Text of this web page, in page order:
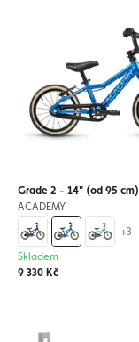
Grade 2 - 14" (od 95 cm)
ACADEMY
+3
9 330 Kč
Skladem